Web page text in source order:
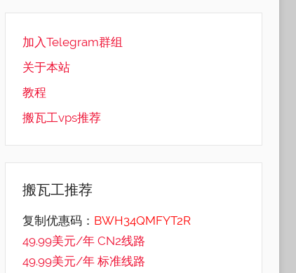
加入Telegram群组
关于本站
教程
搬瓦工vps推荐
搬瓦工推荐
复制优惠码： BWH34QMFYT2R
49.99美元/年 CN2线路
49.99美元/年 标准线路